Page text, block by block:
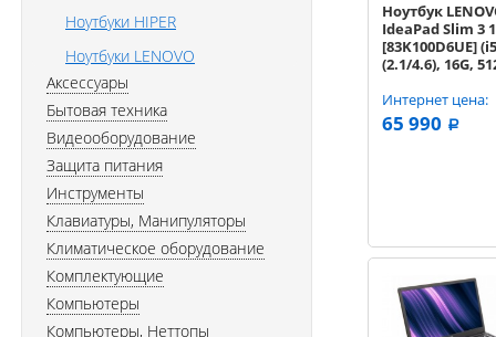
Ноутбук
IdeaPad Slim 3
[83K100D6UE]
(2.1/4.6), 16G,
DOS) Grey
Интернет цена:
65 990 a
Ноутбуки HIPER
Ноутбуки LENOVO
Аксессуары
Бытовая техника
Видеооборудование
Защита питания
Инструменты
Клавиатуры, Манипуляторы
Климатическое оборудование
Комплектующие
Компьютеры
Компьютеры, Неттопы